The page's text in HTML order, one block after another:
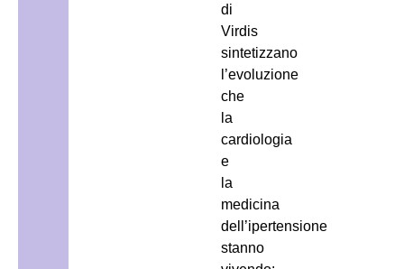
di
Virdis
sintetizzano
l’evoluzione
che
la
cardiologia
e
la
medicina
dell’ipertensione
stanno